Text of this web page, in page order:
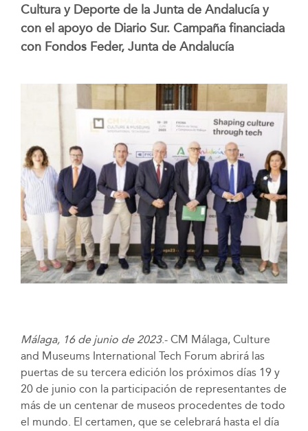
Cultura y Deporte de la Junta de Andalucía y
con el apoyo de Diario Sur. Campaña financiada
con Fondos Feder, Junta de Andalucía
Málaga, 16 de junio de 2023.- CM Málaga, Culture
and Museums International Tech Forum abrirá las
puertas de su tercera edición los próximos días 19 y
20 de junio con la participación de representantes de
más de un centenar de museos procedentes de todo
el mundo. El certamen, que se celebrará hasta el día